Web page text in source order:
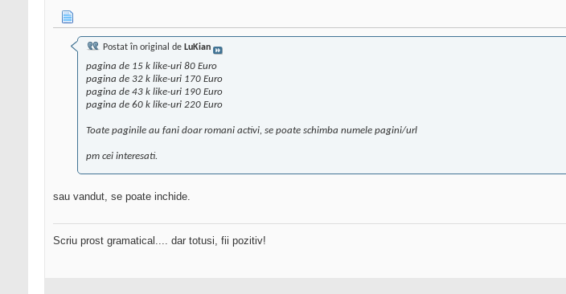
Postat în original de LuKian
pagina de 15 k like-uri 80 Euro
pagina de 32 k like-uri 170 Euro
pagina de 43 k like-uri 190 Euro
pagina de 60 k like-uri 220 Euro
Toate paginile au fani doar romani activi, se poate schimba numele pagini/url
pm cei interesati.
sau vandut, se poate inchide.
Scriu prost gramatical.... dar totusi, fii pozitiv!